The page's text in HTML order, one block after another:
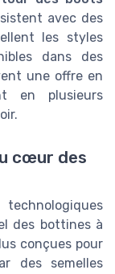
avec des
les styles
dans des
une offre en
en plusieurs
cœur des
des bottines à
conçues pour
des semelles